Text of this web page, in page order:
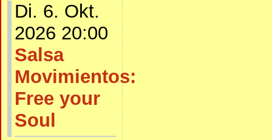
Di. 6. Okt.
2026 20:00
Salsa
Movimientos:
Free your
Soul